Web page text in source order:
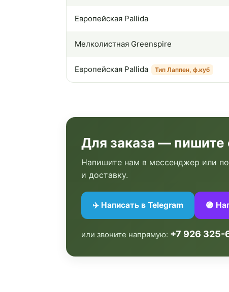
Европейская Pallida
Мелколистная Greenspire
Европейская Pallida Тип Лаппен, ф.куб
Для заказа — пишите
Напишите нам в мессенджер или
и доставку.
✈️ Написать в Telegram 🟣
или звоните напрямую: +7 926 325-